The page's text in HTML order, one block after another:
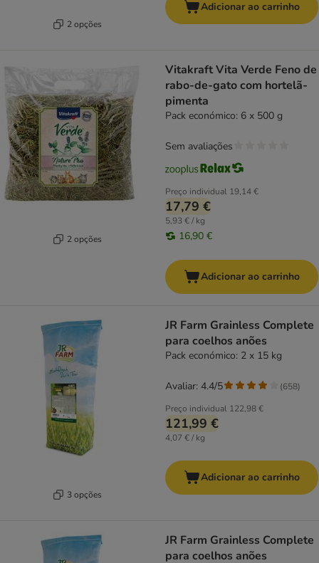
2 opções
Adicionar ao carrinho
2 opções
Vitakraft Vita Verde Feno de
rabo-de-gato com hortelã-
pimenta
Pack económico: 6 x 500 g
Preço individual 19,14 €
17,79 €
5,93 € / kg
16,90 €
Sem avaliações
Adicionar ao carrinho
3 opções
JR Farm Grainless Complete
para coelhos anões
Pack económico: 2 x 15 kg
Preço individual 122,98 €
121,99 €
4,07 € / kg
Avaliar: 4.4/5 (658)
Adicionar ao carrinho
JR Farm Grainless Complete
para coelhos anões